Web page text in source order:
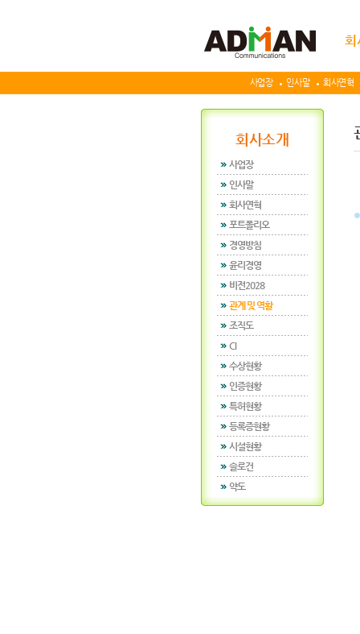
사업장 인사말 회사연혁
회
회사소개
사업장
인사말
회사연혁
포트폴리오
경영방침
윤리경영
비전2028
관계 및 역활
조직도
CI
수상현황
인증현황
특허현황
등록증현황
시설현황
슬로건
약도